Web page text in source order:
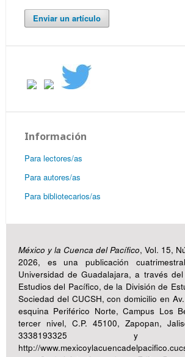
Enviar un artículo
Información
Para lectores/as
Para autores/as
Para bibliotecarios/as
México y la Cuenca del Pacífico, Vol. 15,
2026, es una publicación
Universidad de Guadalajara, a través
Estudios del Pacífico, de la División de
Sociedad del CUCSH, con domicilio en
esquina Periférico Norte, Campus Los
tercer nivel, C.P. 45100, Zapopan,
3338193325 y
http://